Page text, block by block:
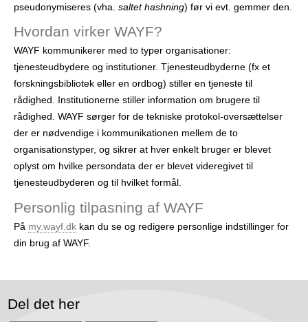
pseudonymiseres (vha. saltet hashning) før vi evt. gemmer den.
Hvordan virker WAYF?
WAYF kommunikerer med to typer organisationer:
tjenesteudbydere og institutioner. Tjenesteudbyderne (fx et
forskningsbibliotek eller en ordbog) stiller en tjeneste til
rådighed. Institutionerne stiller information om brugere til
rådighed. WAYF sørger for de tekniske protokol-oversættelser
der er nødvendige i kommunikationen mellem de to
organisationstyper, og sikrer at hver enkelt bruger er blevet
oplyst om hvilke persondata der er blevet videregivet til
tjenesteudbyderen og til hvilket formål.
Personlig tilpasning af WAYF
På my.wayf.dk kan du se og redigere personlige indstillinger for
din brug af WAYF.
Del det her